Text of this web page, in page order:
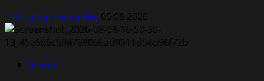
petarangelovangelov 05.08.2026
Xiaomi